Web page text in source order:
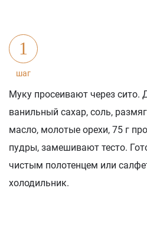
1
шаг
Муку просеивают через сито.
ванильный сахар, соль,
масло, молотые орехи, 75 г
пудры, замешивают тесто.
чистым полотенцем или
холодильник.